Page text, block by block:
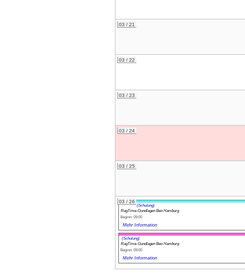
03 / 21
03 / 22
03 / 23
03 / 24
03 / 25
03 / 26
(Schulung)
RagTime-Gundlagen Beo Hamburg
Beginn: 09:00
Mehr Information
(Schulung)
RagTime-Gundlagen Beo Hamburg
Beginn: 09:00
Mehr Information